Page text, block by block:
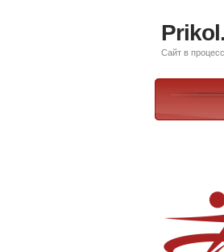
Сайт в